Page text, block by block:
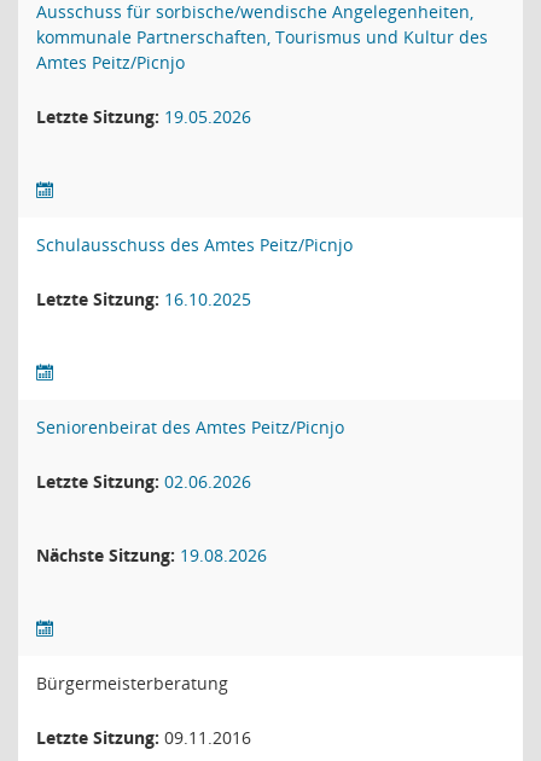
Ausschuss für sorbische/wendische Angelegenheiten,
kommunale Partnerschaften, Tourismus und Kultur des
Amtes Peitz/Picnjo
Letzte Sitzung: 19.05.2026
Schulausschuss des Amtes Peitz/Picnjo
Letzte Sitzung: 16.10.2025
Seniorenbeirat des Amtes Peitz/Picnjo
Letzte Sitzung: 02.06.2026
Nächste Sitzung: 19.08.2026
Bürgermeisterberatung
Letzte Sitzung: 09.11.2016